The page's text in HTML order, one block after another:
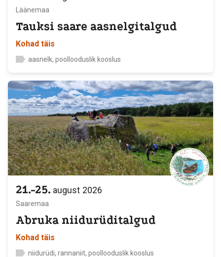
Läänemaa
Tauksi saare aasnelgitalgud
Kohad täis
aasnelk, poollooduslik kooslus
2026
21.-25. august
Saaremaa
Abruka niidurüditalgud
Kohad täis
niidurüdi, rannaniit, poollooduslik kooslus